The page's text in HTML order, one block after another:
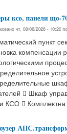
ксо, панели що-
чт, 08/06/2026 - 10:20
пункт
компенсации
 Шкаф
КСО  Комплектна